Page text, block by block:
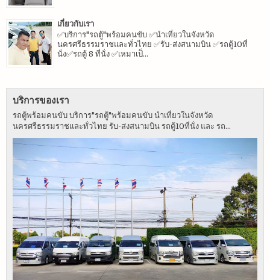
เกี่ยวกับเรา
✅บริการ"รถตู้"พร้อมคนขับ ✅นำเที่ยวในจังหวัด
นครศรีธรรมราชและทั่วไทย ✅รับ-ส่งสนามบิน ✅รถตู้10ที่
นั่ง✅รถตู้ 8 ที่นั่ง ✅เหมาเป็...
บริการของเรา
รถตู้พร้อมคนขับ บริการ"รถตู้"พร้อมคนขับ นำเที่ยวในจังหวัด
นครศรีธรรมราชและทั่วไทย รับ-ส่งสนามบิน รถตู้10ที่นั่ง และ รถ...